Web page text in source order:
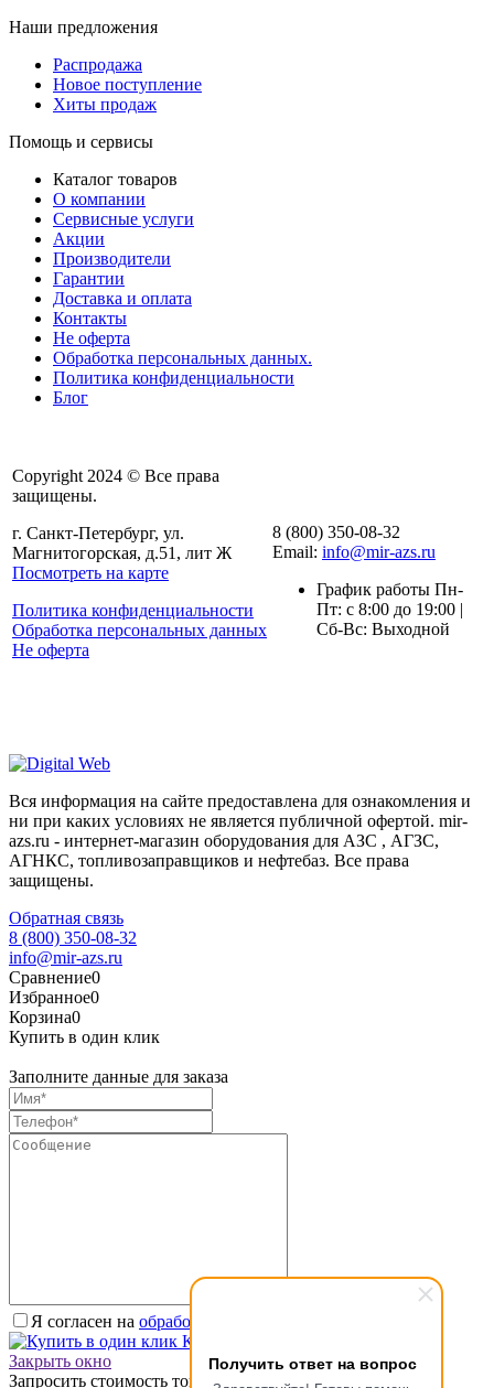
Получить ответ на вопрос
Наши предложения
Распродажа
Новое поступление
Хиты продаж
Помощь и сервисы
Каталог товаров
О компании
Сервисные услуги
Акции
Производители
Гарантии
Доставка и оплата
Контакты
Не оферта
Обработка персональных данных.
Политика конфиденциальности
Блог
Copyright 2024 © Все права
защищены.
г. Санкт-Петербург, ул.
Магнитогорская, д.51, лит Ж
Посмотреть на карте
Политика конфиденциальности
Обработка персональных данных
Не оферта
8 (800) 350-08-32
Email: info@mir-azs.ru
График работы Пн-
Пт: с 8:00 до 19:00 |
Сб-Вс: Выходной
Вся информация на сайте предоставлена для ознакомления и
ни при каких условиях не является публичной офертой. mir-
azs.ru - интернет-магазин оборудования для АЗС , АГЗС,
АГНКС, топливозаправщиков и нефтебаз. Все права
защищены.
Обратная связь
8 (800) 350-08-32
info@mir-azs.ru
Сравнение0
Избранное0
Корзина0
Купить в один клик
Заполните данные для заказа
Я согласен на обработку персональных данных.
Купить в один клик
Закрыть окно
Запросить стоимость товара